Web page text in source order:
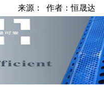
来源： 作者：恒晟达